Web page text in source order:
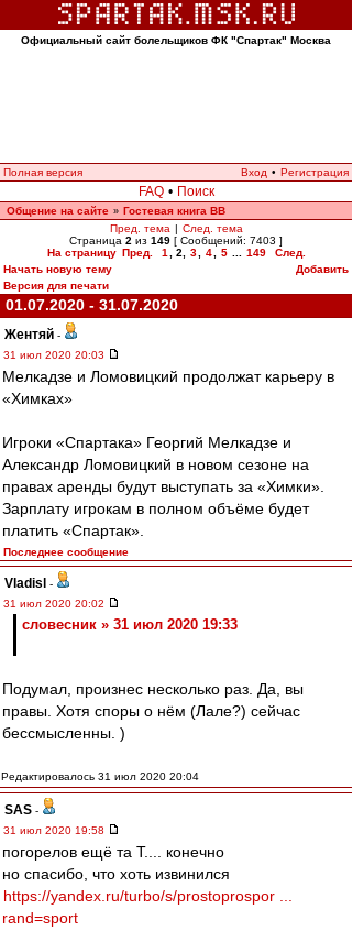
Официальный сайт болельщиков ФК "Спартак" Москва
Полная версия Вход • Регистрация
FAQ • Поиск
Общение на сайте » Гостевая книга ВВ
Пред. тема | След. тема
Страница 2 из 149 [ Сообщений: 7403 ]
На страницу Пред. 1 2 3 4 5 149
След.
Начать новую тему
Добавить
Версия для печати
01.07.2020 - 31.07.2020
Жентяй -
31 июл 2020 20:03
Мелкадзе и Ломовицкий продолжат карьеру в
«Химках»
Игроки «Спартака» Георгий Мелкадзе и
Александр Ломовицкий в новом сезоне на
правах аренды будут выступать за «Химки».
Зарплату игрокам в полном объёме будет
платить «Спартак».
Последнее сообщение
Vladisl
-
31 июл 2020 20:02
словесник » 31 июл 2020 19:33
Подумал, произнес несколько раз. Да, вы
правы. Хотя споры о нём (Лале?) сейчас
бессмысленны. )
Редактировалось 31 июл 2020 20:04
SAS -
31 июл 2020 19:58
погорелов ещё та Т.... конечно
но спасибо, что хоть извинился
https://yandex.ru/turbo/s/prostoprospor ...
rand=sport